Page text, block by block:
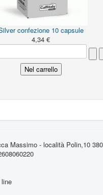
confezione 10 capsule
4,34 €
Massimo - località Polin,10